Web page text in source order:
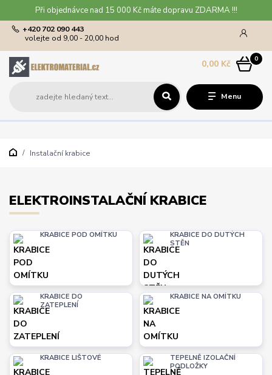
Při objednávce nad 15 000 Kč máte dopravu ZDARMA !!!
Menu
+420 702 090 443
volejte od 9,00 - 20,00 hod
0
0,00 Kč
Instalační krabice
ELEKTROINSTALAČNÍ KRABICE
KRABICE POD OMÍTKU
KRABICE DO DUTÝCH
STĚN
KRABICE DO
ZATEPLENÍ
KRABICE NA OMÍTKU
KRABICE LIŠTOVÉ
TEPELNĚ IZOLAČNÍ
PODLOŽKY